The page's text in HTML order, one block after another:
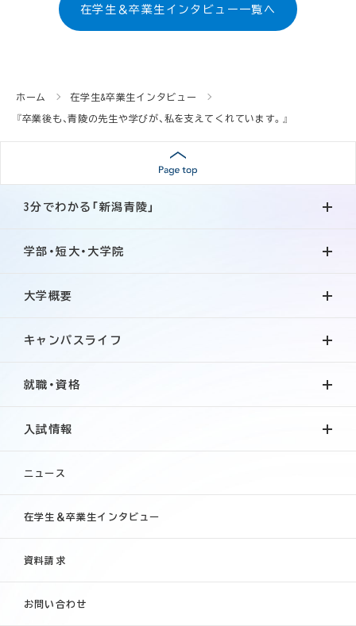
在学生＆卒業生インタビュー一覧へ
ホーム 在学生&卒業生インタビュー
『卒業後も、青陵の先生や学びが、私を支えてくれています。』
3分でわかる「新潟青陵」
学部・短大・大学院
大学概要
キャンパスライフ
就職・資格
入試情報
ニュース
在学生＆卒業生インタビュー
資料請求
お問い合わせ